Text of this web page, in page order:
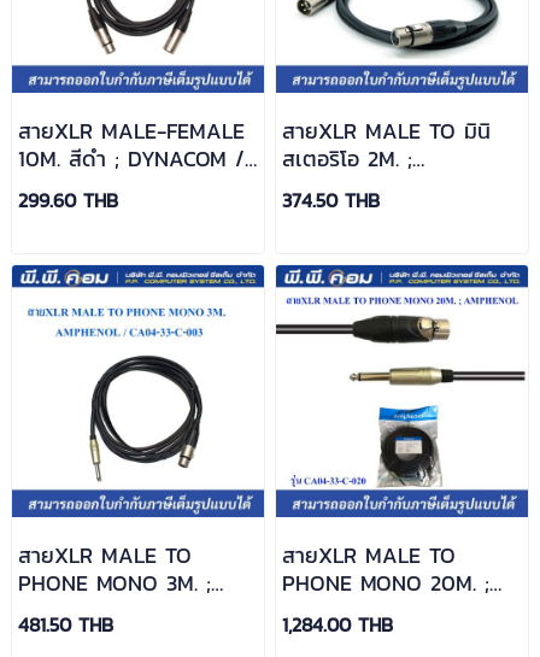
สายXLR MALE-FEMALE
10M. สีดำ ; DYNACOM /
J021-PLUG XLR+JACK
XLR-10M
299.60 THB
สายXLR MALE TO มินิ
สเตอริโอ 2M. ;
AMPHENOL / CA52-02-
WB-002
374.50 THB
สายXLR MALE TO
PHONE MONO 3M. ;
AMPHENOL / CA04-33-
C-003
481.50 THB
สายXLR MALE TO
PHONE MONO 20M. ;
AMPHENOL / CA04-33-
C-020
1,284.00 THB